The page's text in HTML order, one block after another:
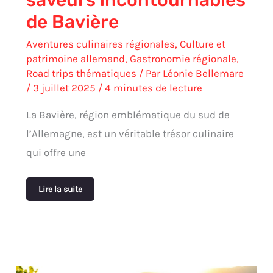
de Bavière
Aventures culinaires régionales,Culture et
patrimoine allemand,Gastronomie régionale,
Road trips thématiques / Par Léonie Bellemare
/ 3 juillet 2025 /4 minutes de lecture
La Bavière, région emblématique du sud de
l’Allemagne, est un véritable trésor culinaire
qui offre une
Lire la suite